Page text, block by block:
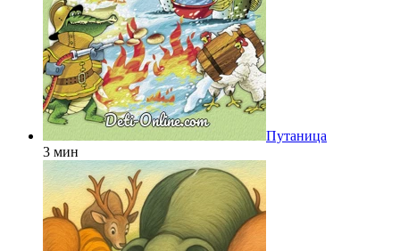
Путаница
3 мин